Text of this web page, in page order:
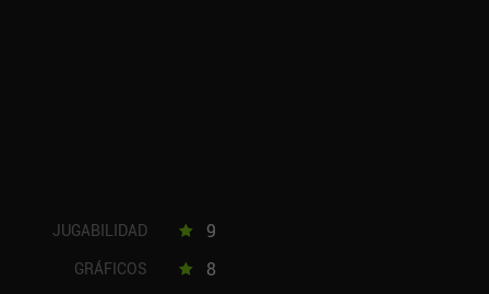
JUGABILIDAD 9
GRÁFICOS 8